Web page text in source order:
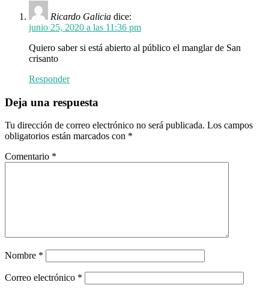
Ricardo Galicia dice:
junio 25, 2020 a las 11:36 pm
Quiero saber si está abierto al público el manglar de San
crisanto
Responder
Deja una respuesta
Tu dirección de correo electrónico no será publicada. Los campos
obligatorios están marcados con *
Comentario *
Nombre *
Correo electrónico *